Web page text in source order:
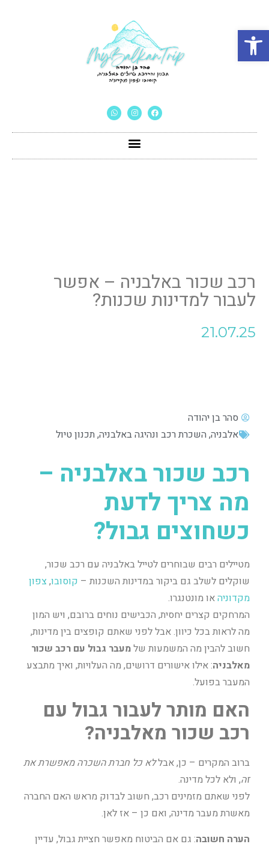
פתח סרגל נגישות
רכב שכור באלבניה – אפשר
לעבור למדינות שכנות?
21.07.25
סהר בן יהודה
אלבניה, השכרת רכב ונהיגה באלבניה, תכנון טיול
רכב שכור באלבניה –
מה צריך לדעת
כשחוצים גבול?
מטיילים רבים שבוחרים לטייל באלבניה עם רכב שכור,
שוקלים לשלב גם ביקור במדינות השכנות – קוסובו,צפון
מקדוניהאו מונטנגרו.
המרחקים קצרים יחסית, הכבישים נוחים ברובם, ויש המון
מה לראות בכל כיוון. אבל לפני שאתם קופצים בין מדינות,
חשוב להבין מה המשמעות שלמעבר גבול עם רכב שכור
מאלבניה: אילו אישורים דרושים, מה העלויות, ואיך מתבצע
המעבר בפועל.
האם מותר לעבור גבול עם
רכב שכור מאלבניה?
ברוב המקרים – כן, אבללא כל חברת השכרה מאפשרת את
זה, ולא לכל מדינה.
לפני שאתם מזמינים רכב, חשוב לבדוק מראש האם החברה
מאשרת מעבר מדינה, ואם כן – אז לאן.
הערה חשובה: גם אם הביטוח מאפשר חציית גבול, עדיין